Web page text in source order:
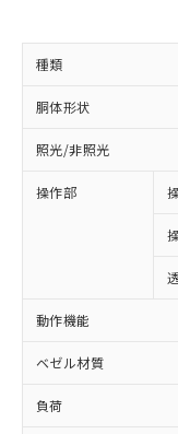
種類
胴体形状
照光/非照光
操作部
動作機能
ベゼル材質
負荷